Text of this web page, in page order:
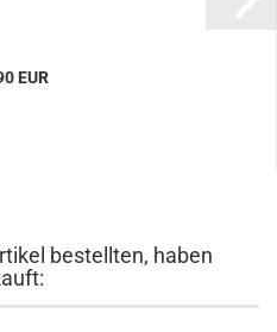
EUR
bestellten, haben